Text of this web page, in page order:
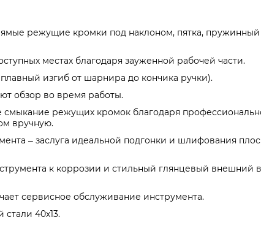
режущие кромки под наклоном, пятка,
местах благодаря зауженной рабочей части.
изгиб от шарнира до кончика ручки).
обзор во время работы.
смыкание режущих кромок благодаря
вручную.
– заслуга идеальной подгонки и шлифования
к коррозии и стильный глянцевый внешний
сервисное обслуживание инструмента.
40х13.